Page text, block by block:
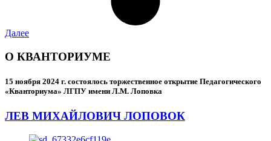
Далее
О КВАНТОРИУМЕ
15 ноября 2024 г. состоялось торжественное открытие Педагогического
«Кванториума» ЛГПУ имени Л.М. Лоповка
ЛЕВ МИХАЙЛОВИЧ ЛОПОВОК